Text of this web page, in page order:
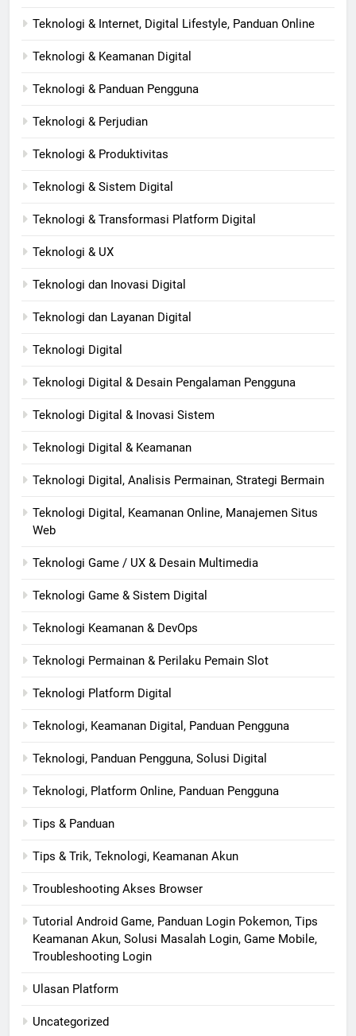
Teknologi & Internet, Digital Lifestyle, Panduan Online
Teknologi & Keamanan Digital
Teknologi & Panduan Pengguna
Teknologi & Perjudian
Teknologi & Produktivitas
Teknologi & Sistem Digital
Teknologi & Transformasi Platform Digital
Teknologi & UX
Teknologi dan Inovasi Digital
Teknologi dan Layanan Digital
Teknologi Digital
Teknologi Digital & Desain Pengalaman Pengguna
Teknologi Digital & Inovasi Sistem
Teknologi Digital & Keamanan
Teknologi Digital, Analisis Permainan, Strategi Bermain
Teknologi Digital, Keamanan Online, Manajemen Situs
Web
Teknologi Game / UX & Desain Multimedia
Teknologi Game & Sistem Digital
Teknologi Keamanan & DevOps
Teknologi Permainan & Perilaku Pemain Slot
Teknologi Platform Digital
Teknologi, Keamanan Digital, Panduan Pengguna
Teknologi, Panduan Pengguna, Solusi Digital
Teknologi, Platform Online, Panduan Pengguna
Tips & Panduan
Tips & Trik, Teknologi, Keamanan Akun
Troubleshooting Akses Browser
Tutorial Android Game, Panduan Login Pokemon, Tips
Keamanan Akun, Solusi Masalah Login, Game Mobile,
Troubleshooting Login
Ulasan Platform
Uncategorized